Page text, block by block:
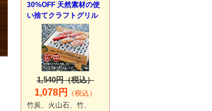
30%OFF 天然素材の使
い捨てクラフトグリル
1,540円（税込）
1,078円
（税込）
竹炭、火山石、竹、